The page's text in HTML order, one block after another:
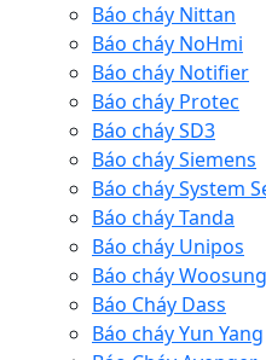
Báo cháy Nittan
Báo cháy NoHmi
Báo cháy Notifier
Báo cháy Protec
Báo cháy SD3
Báo cháy Siemens
Báo cháy System
Báo cháy Tanda
Báo cháy Unipos
Báo cháy Woosung
Báo Cháy Dass
Báo cháy Yun Yang